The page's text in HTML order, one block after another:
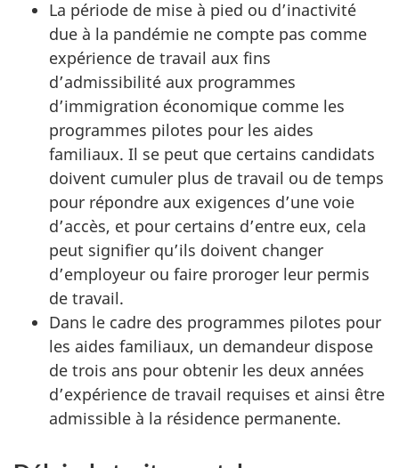
La période de mise à pied ou d’inactivité
due à la pandémie ne compte pas comme
expérience de travail aux fins
d’admissibilité aux programmes
d’immigration économique comme les
programmes pilotes pour les aides
familiaux. Il se peut que certains candidats
doivent cumuler plus de travail ou de temps
pour répondre aux exigences d’une voie
d’accès, et pour certains d’entre eux, cela
peut signifier qu’ils doivent changer
d’employeur ou faire proroger leur permis
de travail.
Dans le cadre des programmes pilotes pour
les aides familiaux, un demandeur dispose
de trois ans pour obtenir les deux années
d’expérience de travail requises et ainsi être
admissible à la résidence permanente.